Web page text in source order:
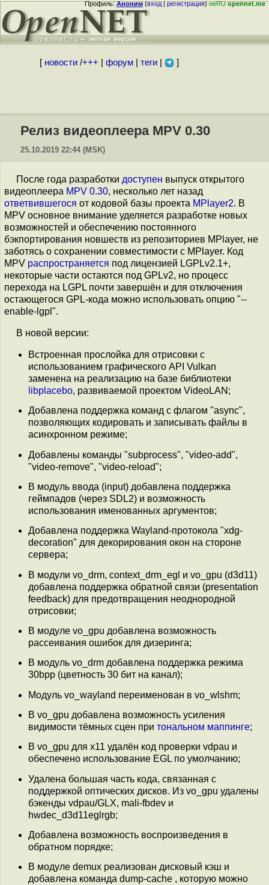
Профиль:Аноним(вход|регистрация)неRUopennet.me
[ новости/+++ форум| теги| ]
Релиз видеоплеера MPV 0.30
25.10.2019 22:44 (MSK)
После года разработки доступен выпуск открытого
видеоплеера MPV 0.30, несколько лет назад
ответвившегося от кодовой базы проекта MPlayer2. В
MPV основное внимание уделяется разработке новых
возможностей и обеспечению постоянного
бэкпортирования новшеств из репозиториев MPlayer, не
заботясь о сохранении совместимости с MPlayer. Код
MPV распространяется под лицензией LGPLv2.1+,
некоторые части остаются под GPLv2, но процесс
перехода на LGPL почти завершён и для отключения
остающегося GPL-кода можно использовать опцию "--
enable-lgpl".
В новой версии:
Встроенная прослойка для отрисовки с
использованием графического API Vulkan
заменена на реализацию на базе библиотеки
libplacebo, развиваемой проектом VideoLAN;
Добавлена поддержка команд с флагом "async",
позволяющих кодировать и записывать файлы в
асинхронном режиме;
Добавлены команды "subprocess", "video-add",
"video-remove", "video-reload";
В модуль ввода (input) добавлена поддержка
геймпадов (через SDL2) и возможность
использования именованных аргументов;
Добавлена поддержка Wayland-протокола "xdg-
decoration" для декорирования окон на стороне
сервера;
В модули vo_drm, context_drm_egl и vo_gpu (d3d11)
добавлена поддержка обратной связи (presentation
feedback) для предотвращения неоднородной
отрисовки;
В модуле vo_gpu добавлена возможность
рассеивания ошибок для дизеринга;
В модуль vo_drm добавлена поддержка режима
30bpp (цветность 30 бит на канал);
Модуль vo_wayland переименован в vo_wlshm;
В vo_gpu добавлена возможность усиления
видимости тёмных сцен при тональном маппинге;
В vo_gpu для x11 удалён код проверки vdpau и
обеспечено использование EGL по умолчанию;
Удалена большая часть кода, связанная с
поддержкой оптических дисков. Из vo_gpu удалены
бэкенды vdpau/GLX, mali-fbdev и
hwdec_d3d11eglrgb;
Добавлена возможность воспроизведения в
обратном порядке;
В модуле demux реализован дисковый кэш и
добавлена команда dump-cache , которую можно